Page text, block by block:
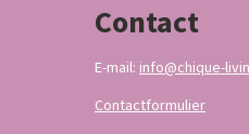
Contact
E-mail: info@chique-
Contactformulier